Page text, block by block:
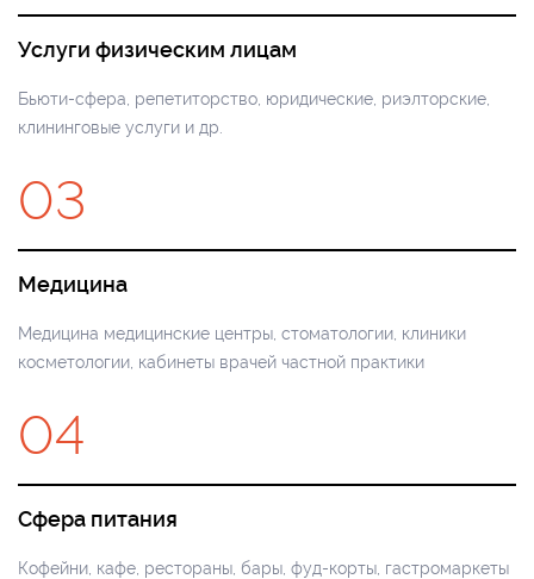
Услуги физическим лицам
Бьюти-сфера, репетиторство, юридические, риэлторские,
клининговые услуги и др.
03
Медицина
Медицина медицинские центры, стоматологии, клиники
косметологии, кабинеты врачей частной практики
04
Сфера питания
Кофейни, кафе, рестораны, бары, фуд-корты, гастромаркеты